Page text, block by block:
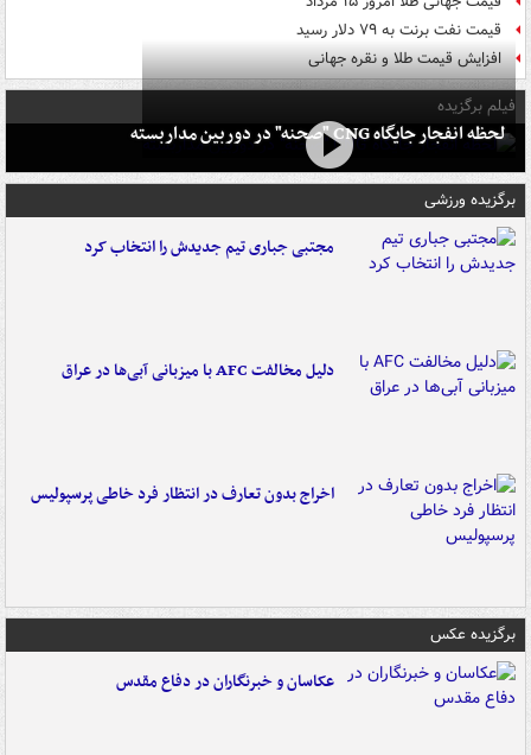
قیمت نفت برنت به ۷۹ دلار رسید
افزایش قیمت طلا و نقره جهانی
فیلم برگزیده
لحظه انفجار جایگاه CNG "صحنه" در دوربین مداربسته
برگزیده ورزشی
مجتبی جباری تیم جدیدش را انتخاب کرد
دلیل مخالفت AFC با میزبانی آبی‌ها در عراق
اخراج بدون تعارف در انتظار فرد خاطی پرسپولیس
برگزیده عکس
عکاسان و خبرنگاران در دفاع مقدس